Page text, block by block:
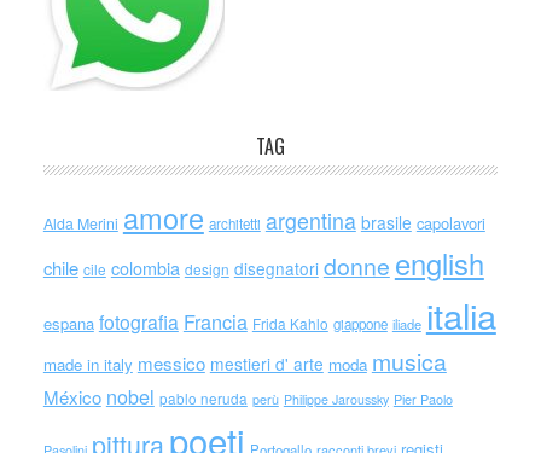
TAG
Alda Merini amore architetti argentina brasile capolavori
chile cile colombia design disegnatori donne english
espana fotografia Francia Frida Kahlo giappone iliade italia
made in italy messico mestieri d' arte moda musica
México nobel pablo neruda perù Philippe Jaroussky Pier Paolo
pitturapoeti